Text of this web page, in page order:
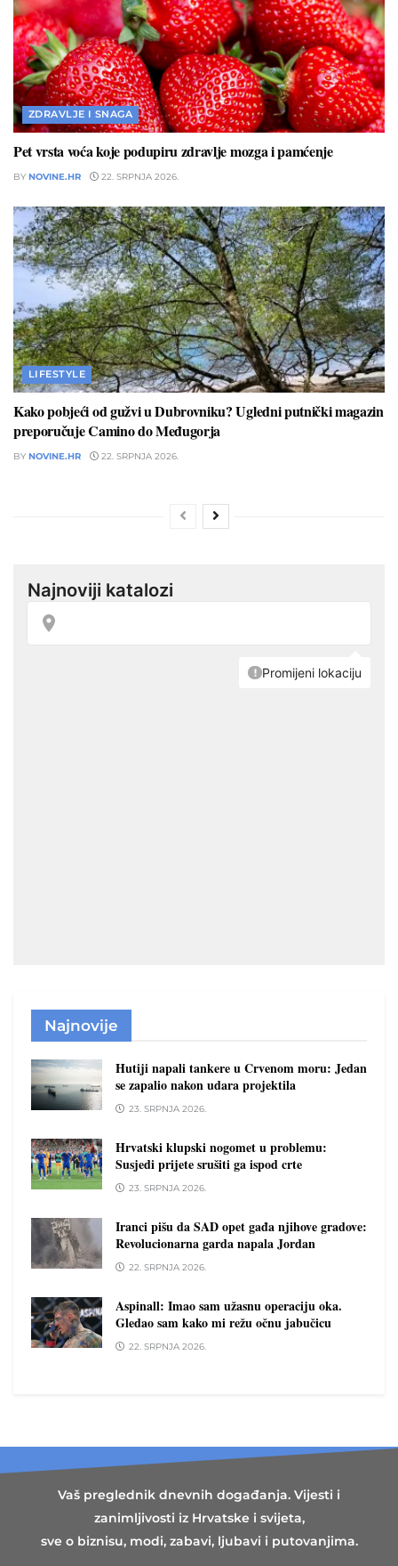
ZDRAVLJE I SNAGA
Pet vrsta voća koje podupiru zdravlje mozga i pamćenje
BY NOVINE.HR 22. SRPNJA 2026.
LIFESTYLE
Kako pobjeći od gužvi u Dubrovniku? Ugledni putnički magazin
preporučuje Camino do Međugorja
BY NOVINE.HR 22. SRPNJA 2026.
Najnovije
Hutiji napali tankere u Crvenom moru: Jedan
se zapalio nakon udara projektila
23. SRPNJA 2026.
Hrvatski klupski nogomet u problemu:
Susjedi prijete srušiti ga ispod crte
23. SRPNJA 2026.
Iranci pišu da SAD opet gađa njihove gradove:
Revolucionarna garda napala Jordan
22. SRPNJA 2026.
Aspinall: Imao sam užasnu operaciju oka.
Gledao sam kako mi režu očnu jabučicu
22. SRPNJA 2026.
Vaš preglednik dnevnih događanja. Vijesti i
zanimljivosti iz Hrvatske i svijeta,
sve o biznisu, modi, zabavi, ljubavi i putovanjima.